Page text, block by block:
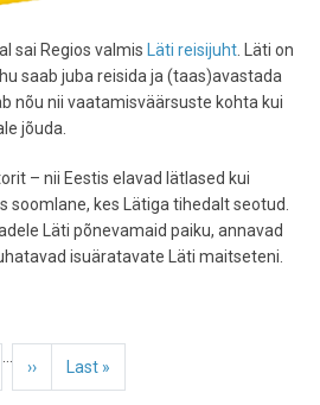
sai Regios valmis Läti reisijuht. Läti on
saab juba reisida ja (taas)avastada
nõu nii vaatamisväärsuste kohta kui
jõuda.
– nii Eestis elavad lätlased kui
soomlane, kes Lätiga tihedalt seotud.
Läti põnevamaid paiku, annavad
isuäratavate Läti maitseteni.
…
Järgmine
leht
››
Viimane
leht
Last »